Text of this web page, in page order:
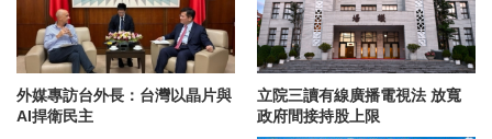
立院三讀有線廣播電視法 放寬
政府間接持股上限
外媒專訪台外長：台灣以晶片與
AI捍衛民主